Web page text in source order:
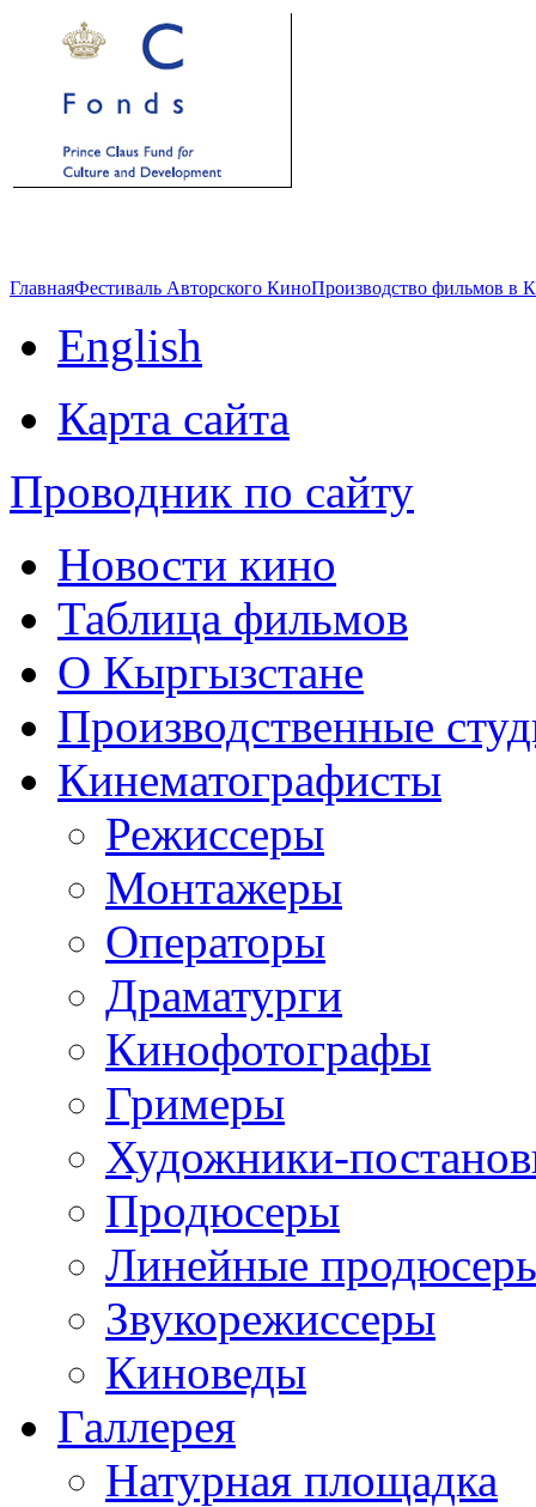
ГлавнаяФестиваль Авторского КиноПроизводство фильмов в
English
Карта сайта
Проводник по сайту
Новости кино
Таблица фильмов
О Кыргызстане
Производственные
Кинематографисты
Режиссеры
Монтажеры
Операторы
Драматурги
Кинофотографы
Гримеры
Художники-
Продюсеры
Линейные
Звукорежиссеры
Киноведы
Галлерея
Натурная площадка